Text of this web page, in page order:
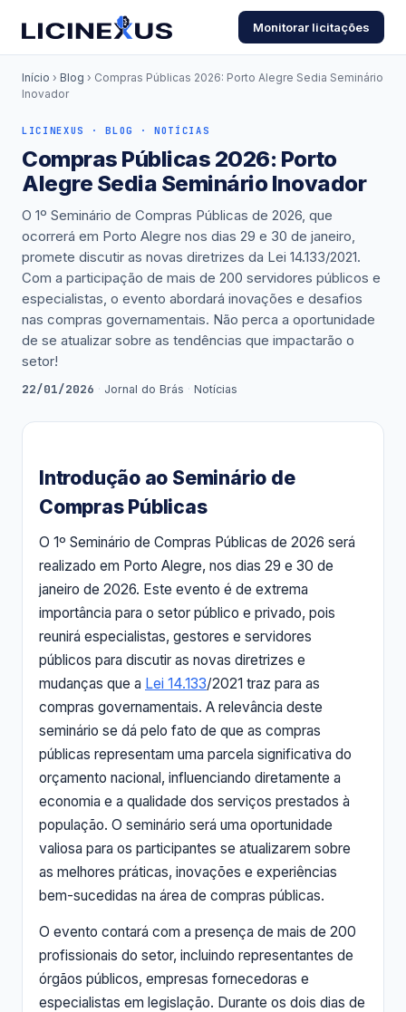
Monitorar licitações
Início › Blog › Compras Públicas 2026: Porto Alegre Sedia Seminário
Inovador
LICINEXUS · BLOG · NOTÍCIAS
Compras Públicas 2026: Porto
Alegre Sedia Seminário Inovador
O 1º Seminário de Compras Públicas de 2026, que
ocorrerá em Porto Alegre nos dias 29 e 30 de janeiro,
promete discutir as novas diretrizes da Lei 14.133/2021.
Com a participação de mais de 200 servidores públicos e
especialistas, o evento abordará inovações e desafios
nas compras governamentais. Não perca a oportunidade
de se atualizar sobre as tendências que impactarão o
setor!
22/01/2026 · Jornal do Brás · Notícias
Introdução ao Seminário de
Compras Públicas
O 1º Seminário de Compras Públicas de 2026 será
realizado em Porto Alegre, nos dias 29 e 30 de
janeiro de 2026. Este evento é de extrema
importância para o setor público e privado, pois
reunirá especialistas, gestores e servidores
públicos para discutir as novas diretrizes e
mudanças que a Lei 14.133/2021 traz para as
compras governamentais. A relevância deste
seminário se dá pelo fato de que as compras
públicas representam uma parcela significativa do
orçamento nacional, influenciando diretamente a
economia e a qualidade dos serviços prestados à
população. O seminário será uma oportunidade
valiosa para os participantes se atualizarem sobre
as melhores práticas, inovações e experiências
bem-sucedidas na área de compras públicas.
O evento contará com a presença de mais de 200
profissionais do setor, incluindo representantes de
órgãos públicos, empresas fornecedoras e
especialistas em legislação. Durante os dois dias de